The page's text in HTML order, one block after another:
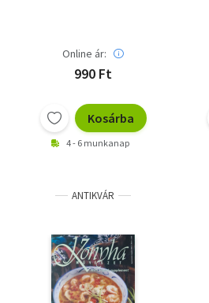
Online ár:
990 Ft
Kosárba
4 - 6 munkanap
ANTIKVÁR